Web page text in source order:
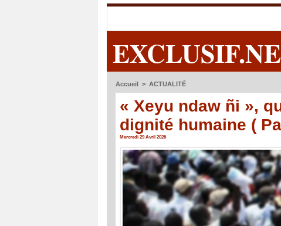
Accueil > ACTUALITÉ
« Xeyu ndaw ñi »,
dignité humaine (
Mercredi 29 Avril 2026